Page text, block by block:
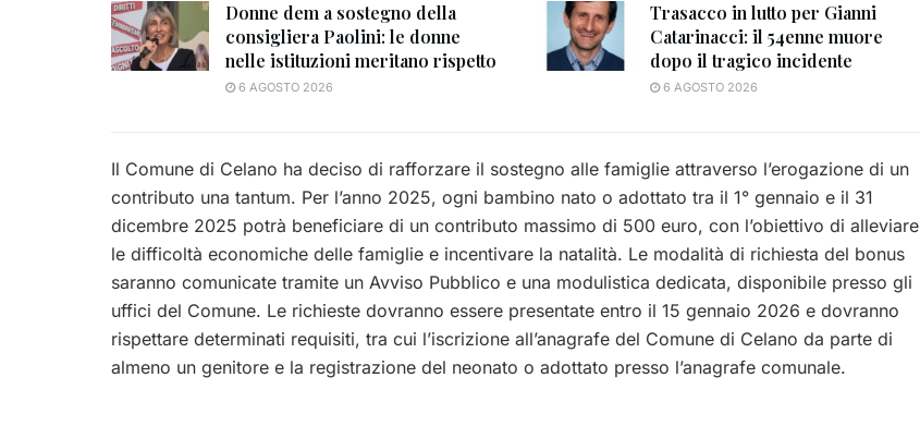
Donne dem a sostegno della
consigliera Paolini: le donne
nelle istituzioni meritano rispetto
6 AGOSTO 2026
Trasacco in lutto per Gianni
Catarinacci: il 54enne muore
dopo il tragico incidente
6 AGOSTO 2026
Il Comune di Celano ha deciso di rafforzare il sostegno alle famiglie attraverso l’erogazione di un
contributo una tantum. Per l’anno 2025, ogni bambino nato o adottato tra il 1° gennaio e il 31
dicembre 2025 potrà beneficiare di un contributo massimo di 500 euro, con l’obiettivo di alleviare
le difficoltà economiche delle famiglie e incentivare la natalità. Le modalità di richiesta del bonus
saranno comunicate tramite un Avviso Pubblico e una modulistica dedicata, disponibile presso gli
uffici del Comune. Le richieste dovranno essere presentate entro il 15 gennaio 2026 e dovranno
rispettare determinati requisiti, tra cui l’iscrizione all’anagrafe del Comune di Celano da parte di
almeno un genitore e la registrazione del neonato o adottato presso l’anagrafe comunale.